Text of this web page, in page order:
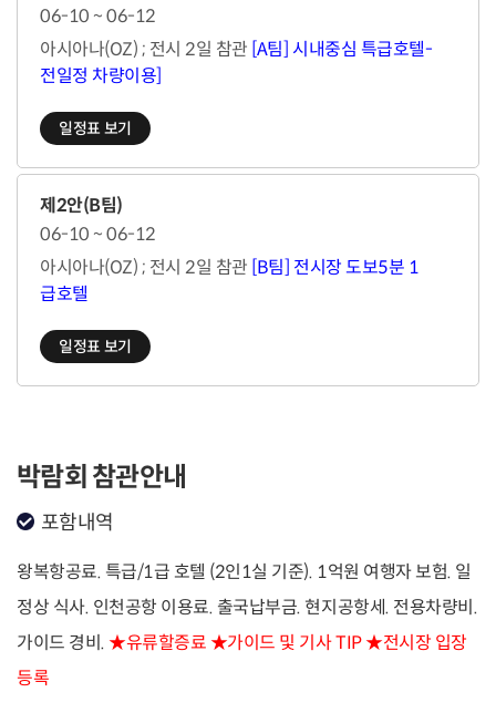
06-10 ~ 06-12
아시아나(OZ) ; 전시 2일 참관 [A팀] 시내중심 특급호텔-
전일정 차량이용]
일정표 보기
제2안(B팀)
06-10 ~ 06-12
아시아나(OZ) ; 전시 2일 참관 [B팀] 전시장 도보5분 1
급호텔
일정표 보기
박람회 참관안내
포함내역
왕복항공료. 특급/1급 호텔 (2인1실 기준). 1억원 여행자 보험. 일
정상 식사. 인천공항 이용료. 출국납부금. 현지공항세. 전용차량비.
가이드 경비. ★유류할증료 ★가이드 및 기사 TIP★전시장 입장
등록